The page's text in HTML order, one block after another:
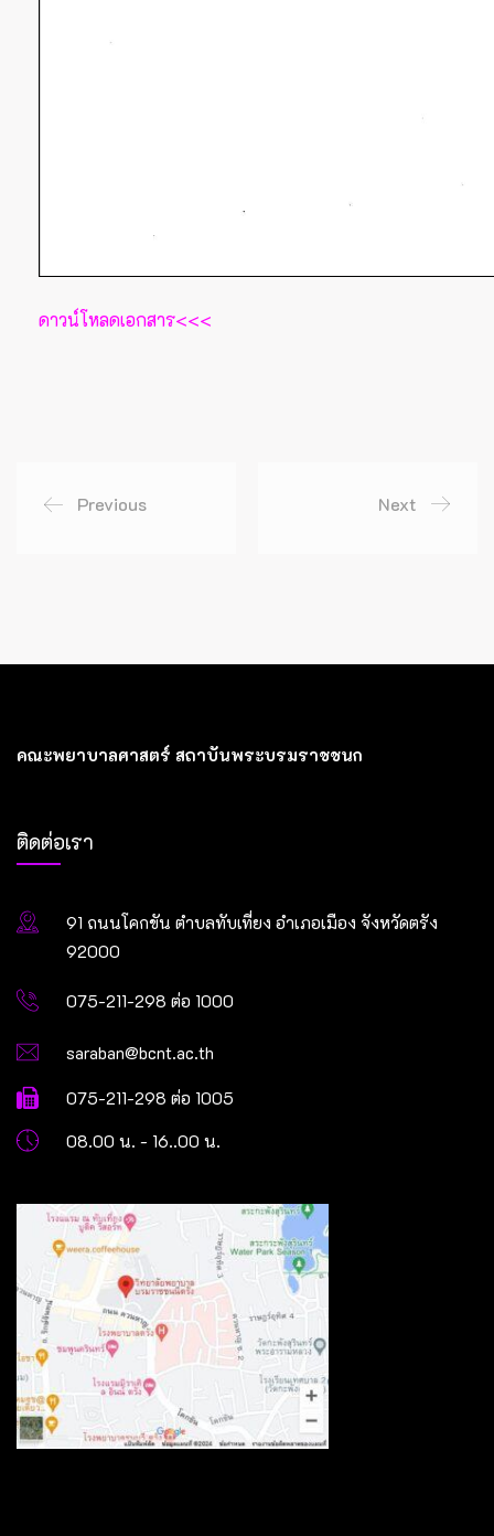
ดาวน์โหลดเอกสาร<<<
Previous Next
คณะพยาบาลศาสตร์ สถาบันพระบรมราชชนก
ติดต่อเรา
91 ถนนโคกขัน ตำบลทับเที่ยง อำเภอเมือง จังหวัดตรัง
92000
075-211-298 ต่อ 1000
saraban@bcnt.ac.th
075-211-298 ต่อ 1005
08.00 น. - 16..00 น.